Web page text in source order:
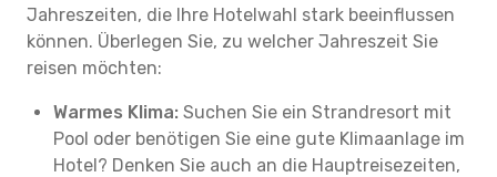
Jahreszeiten, die Ihre Hotelwahl stark beeinflussen
können. Überlegen Sie, zu welcher Jahreszeit Sie
reisen möchten:
Warmes Klima: Suchen Sie ein Strandresort mit
Pool oder benötigen Sie eine gute Klimaanlage im
Hotel? Denken Sie auch an die Hauptreisezeiten,